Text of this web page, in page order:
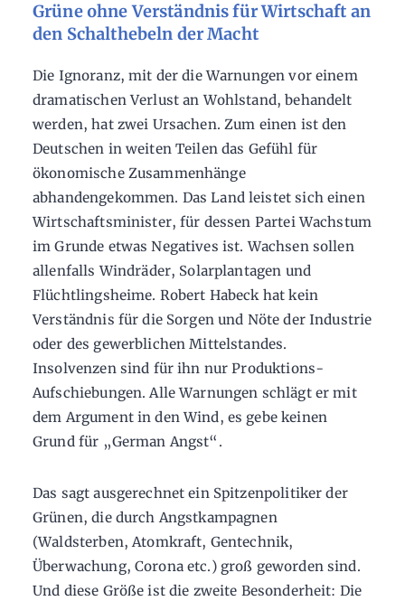
Grüne ohne Verständnis für Wirtschaft an
den Schalthebeln der Macht
Die Ignoranz, mit der die Warnungen vor einem
dramatischen Verlust an Wohlstand, behandelt
werden, hat zwei Ursachen. Zum einen ist den
Deutschen in weiten Teilen das Gefühl für
ökonomische Zusammenhänge
abhandengekommen. Das Land leistet sich einen
Wirtschaftsminister, für dessen Partei Wachstum
im Grunde etwas Negatives ist. Wachsen sollen
allenfalls Windräder, Solarplantagen und
Flüchtlingsheime. Robert Habeck hat kein
Verständnis für die Sorgen und Nöte der Industrie
oder des gewerblichen Mittelstandes.
Insolvenzen sind für ihn nur Produktions-
Aufschiebungen. Alle Warnungen schlägt er mit
dem Argument in den Wind, es gebe keinen
Grund für „German Angst“.
Das sagt ausgerechnet ein Spitzenpolitiker der
Grünen, die durch Angstkampagnen
(Waldsterben, Atomkraft, Gentechnik,
Überwachung, Corona etc.) groß geworden sind.
Und diese Größe ist die zweite Besonderheit: Die